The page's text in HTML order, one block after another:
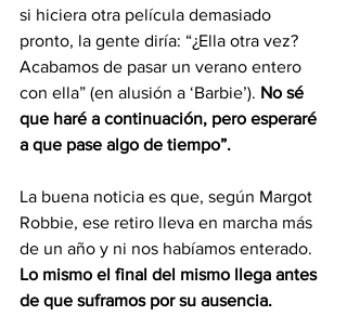
si hiciera otra película demasiado
pronto, la gente diría: “¿Ella otra vez?
Acabamos de pasar un verano entero
con ella” (en alusión a ‘Barbie’). No sé
que haré a continuación, pero esperaré
a que pase algo de tiempo”.
La buena noticia es que, según Margot
Robbie, ese retiro lleva en marcha más
de un año y ni nos habíamos enterado.
Lo mismo el final del mismo llega antes
de que suframos por su ausencia.